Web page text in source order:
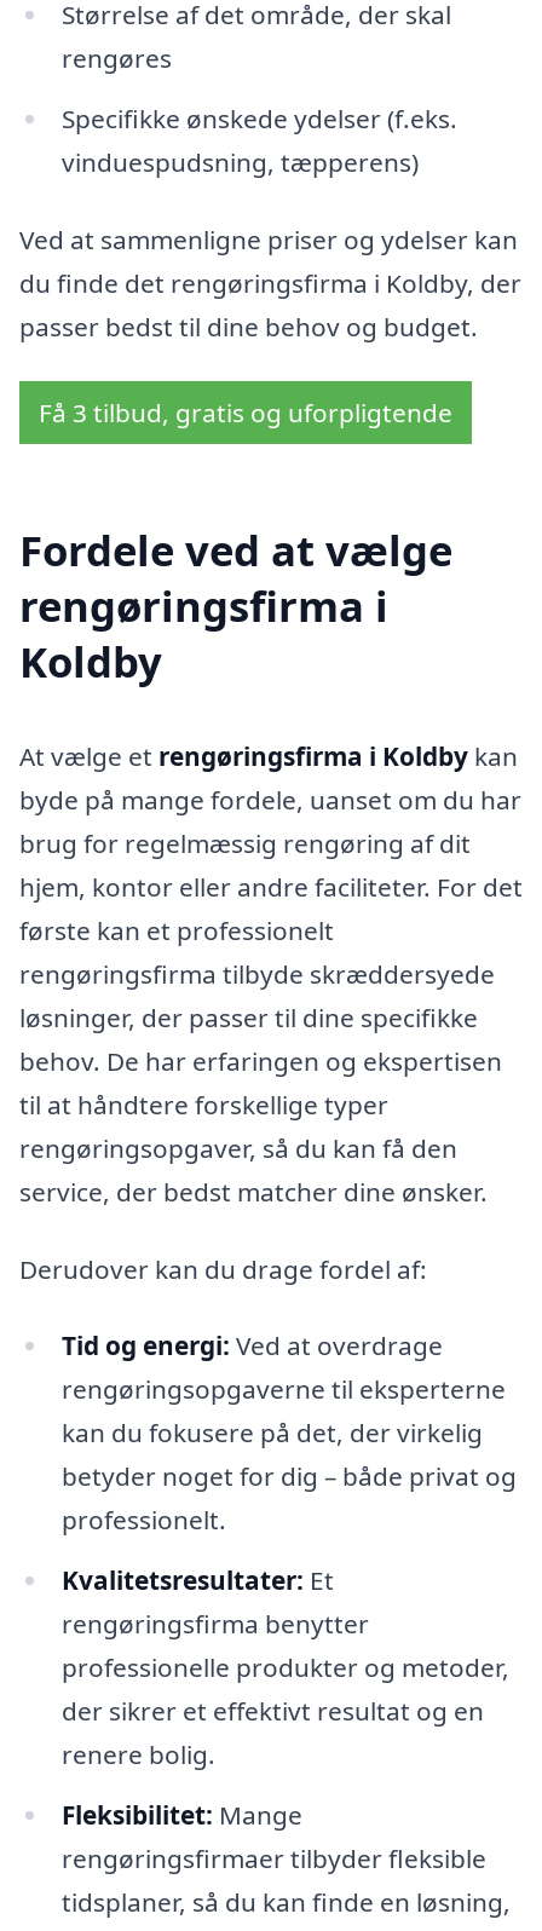
Størrelse af det område, der skal
rengøres
Specifikke ønskede ydelser (f.eks.
vinduespudsning, tæpperens)
Ved at sammenligne priser og ydelser kan
du finde det rengøringsfirma i Koldby, der
passer bedst til dine behov og budget.
Få 3 tilbud, gratis og uforpligtende
Fordele ved at vælge
rengøringsfirma i
Koldby
At vælge et rengøringsfirma i Koldby kan
byde på mange fordele, uanset om du har
brug for regelmæssig rengøring af dit
hjem, kontor eller andre faciliteter. For det
første kan et professionelt
rengøringsfirma tilbyde skræddersyede
løsninger, der passer til dine specifikke
behov. De har erfaringen og ekspertisen
til at håndtere forskellige typer
rengøringsopgaver, så du kan få den
service, der bedst matcher dine ønsker.
Derudover kan du drage fordel af:
Tid og energi: Ved at overdrage
rengøringsopgaverne til eksperterne
kan du fokusere på det, der virkelig
betyder noget for dig – både privat og
professionelt.
Kvalitetsresultater: Et
rengøringsfirma benytter
professionelle produkter og metoder,
der sikrer et effektivt resultat og en
renere bolig.
Fleksibilitet: Mange
rengøringsfirmaer tilbyder fleksible
tidsplaner, så du kan finde en løsning,